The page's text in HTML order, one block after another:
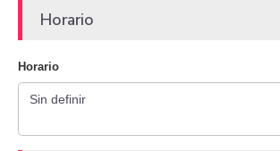
Horario
Horario